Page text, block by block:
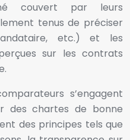
couvert par leurs
tenus de préciser
etc.) et les
sur les contrats
s’engagent
des chartes de bonne
des principes tels que